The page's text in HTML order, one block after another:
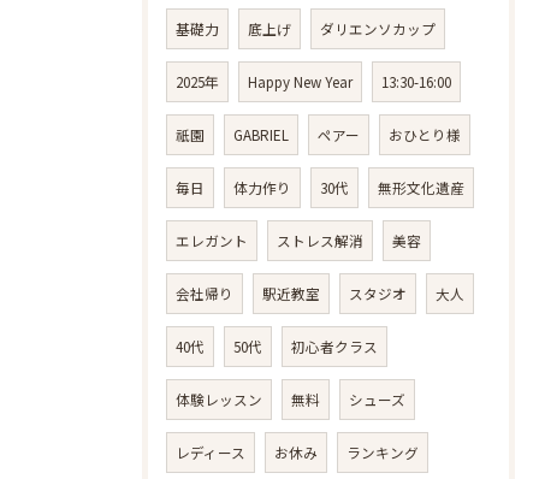
基礎力 底上げ ダリエンソカップ
2025年 Happy New Year 13:30-16:00
祇園 GABRIEL ペアー おひとり様
毎日 体力作り 30代 無形文化遺産
エレガント ストレス解消 美容
会社帰り 駅近教室 スタジオ 大人
40代 50代 初心者クラス
体験レッスン 無料 シューズ
レディース お休み ランキング